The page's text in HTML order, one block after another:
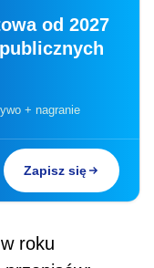
od 2027
+ nagranie
Zapisz się
roku